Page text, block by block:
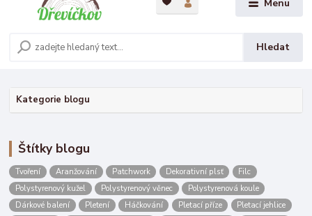
Menu
Hledat
Kategorie blogu
Štítky blogu
Tvoření Aranžování Patchwork Dekorativní plsť
Filc
Polystyrenový kužel
Polystyrenový věnec
Polystyrenová koule
Dárkové balení
Pletení Háčkování Pletací příze
Pletací jehlice